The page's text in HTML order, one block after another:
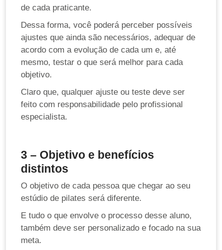
de cada praticante.
Dessa forma, você poderá perceber possíveis
ajustes que ainda são necessários, adequar de
acordo com a evolução de cada um e, até
mesmo, testar o que será melhor para cada
objetivo.
Claro que, qualquer ajuste ou teste deve ser
feito com responsabilidade pelo profissional
especialista.
3 – Objetivo e benefícios
distintos
O objetivo de cada pessoa que chegar ao seu
estúdio de pilates será diferente.
E tudo o que envolve o processo desse aluno,
também deve ser personalizado e focado na sua
meta.